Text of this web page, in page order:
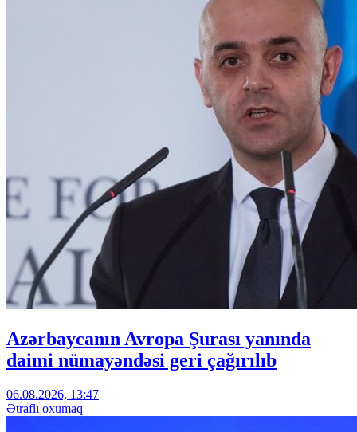
Azərbaycanın Avropa Şurası yanında
daimi nümayəndəsi geri çağırılıb
06.08.2026, 13:47
Ətraflı oxumaq